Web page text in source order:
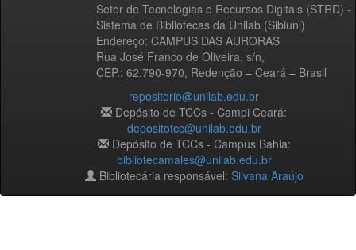
Setor de Tecnologias e Recursos Digitais (STRD) -
Sistema de Bibliotecas da Unilab (Sibiuni)
Endereço: CAMPUS DAS AURORAS
Rua José Franco de Oliveira, s/n,
CEP.: 62.790-970, Redenção – Ceará – Brasil
repositorio@unilab.edu.br
Depósito de TCCs - Campi Ceará:
depositotcc@unilab.edu.br
Depósito de TCCs - Campus Bahia:
bibliotecamales@unilab.edu.br
Bibliotecária responsável: Silvana Araújo